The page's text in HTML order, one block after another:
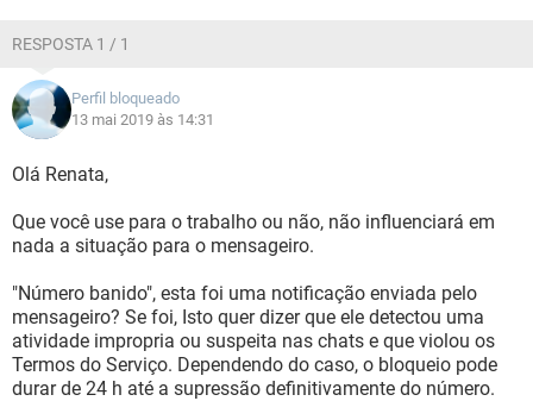
RESPOSTA 1 / 1
Perfil bloqueado
13 mai 2019 às 14:31
Olá Renata,
Que você use para o trabalho ou não, não influenciará em
nada a situação para o mensageiro.
"Número banido", esta foi uma notificação enviada pelo
mensageiro? Se foi, Isto quer dizer que ele detectou uma
atividade impropria ou suspeita nas chats e que violou os
Termos do Serviço. Dependendo do caso, o bloqueio pode
durar de 24 h até a supressão definitivamente do número.